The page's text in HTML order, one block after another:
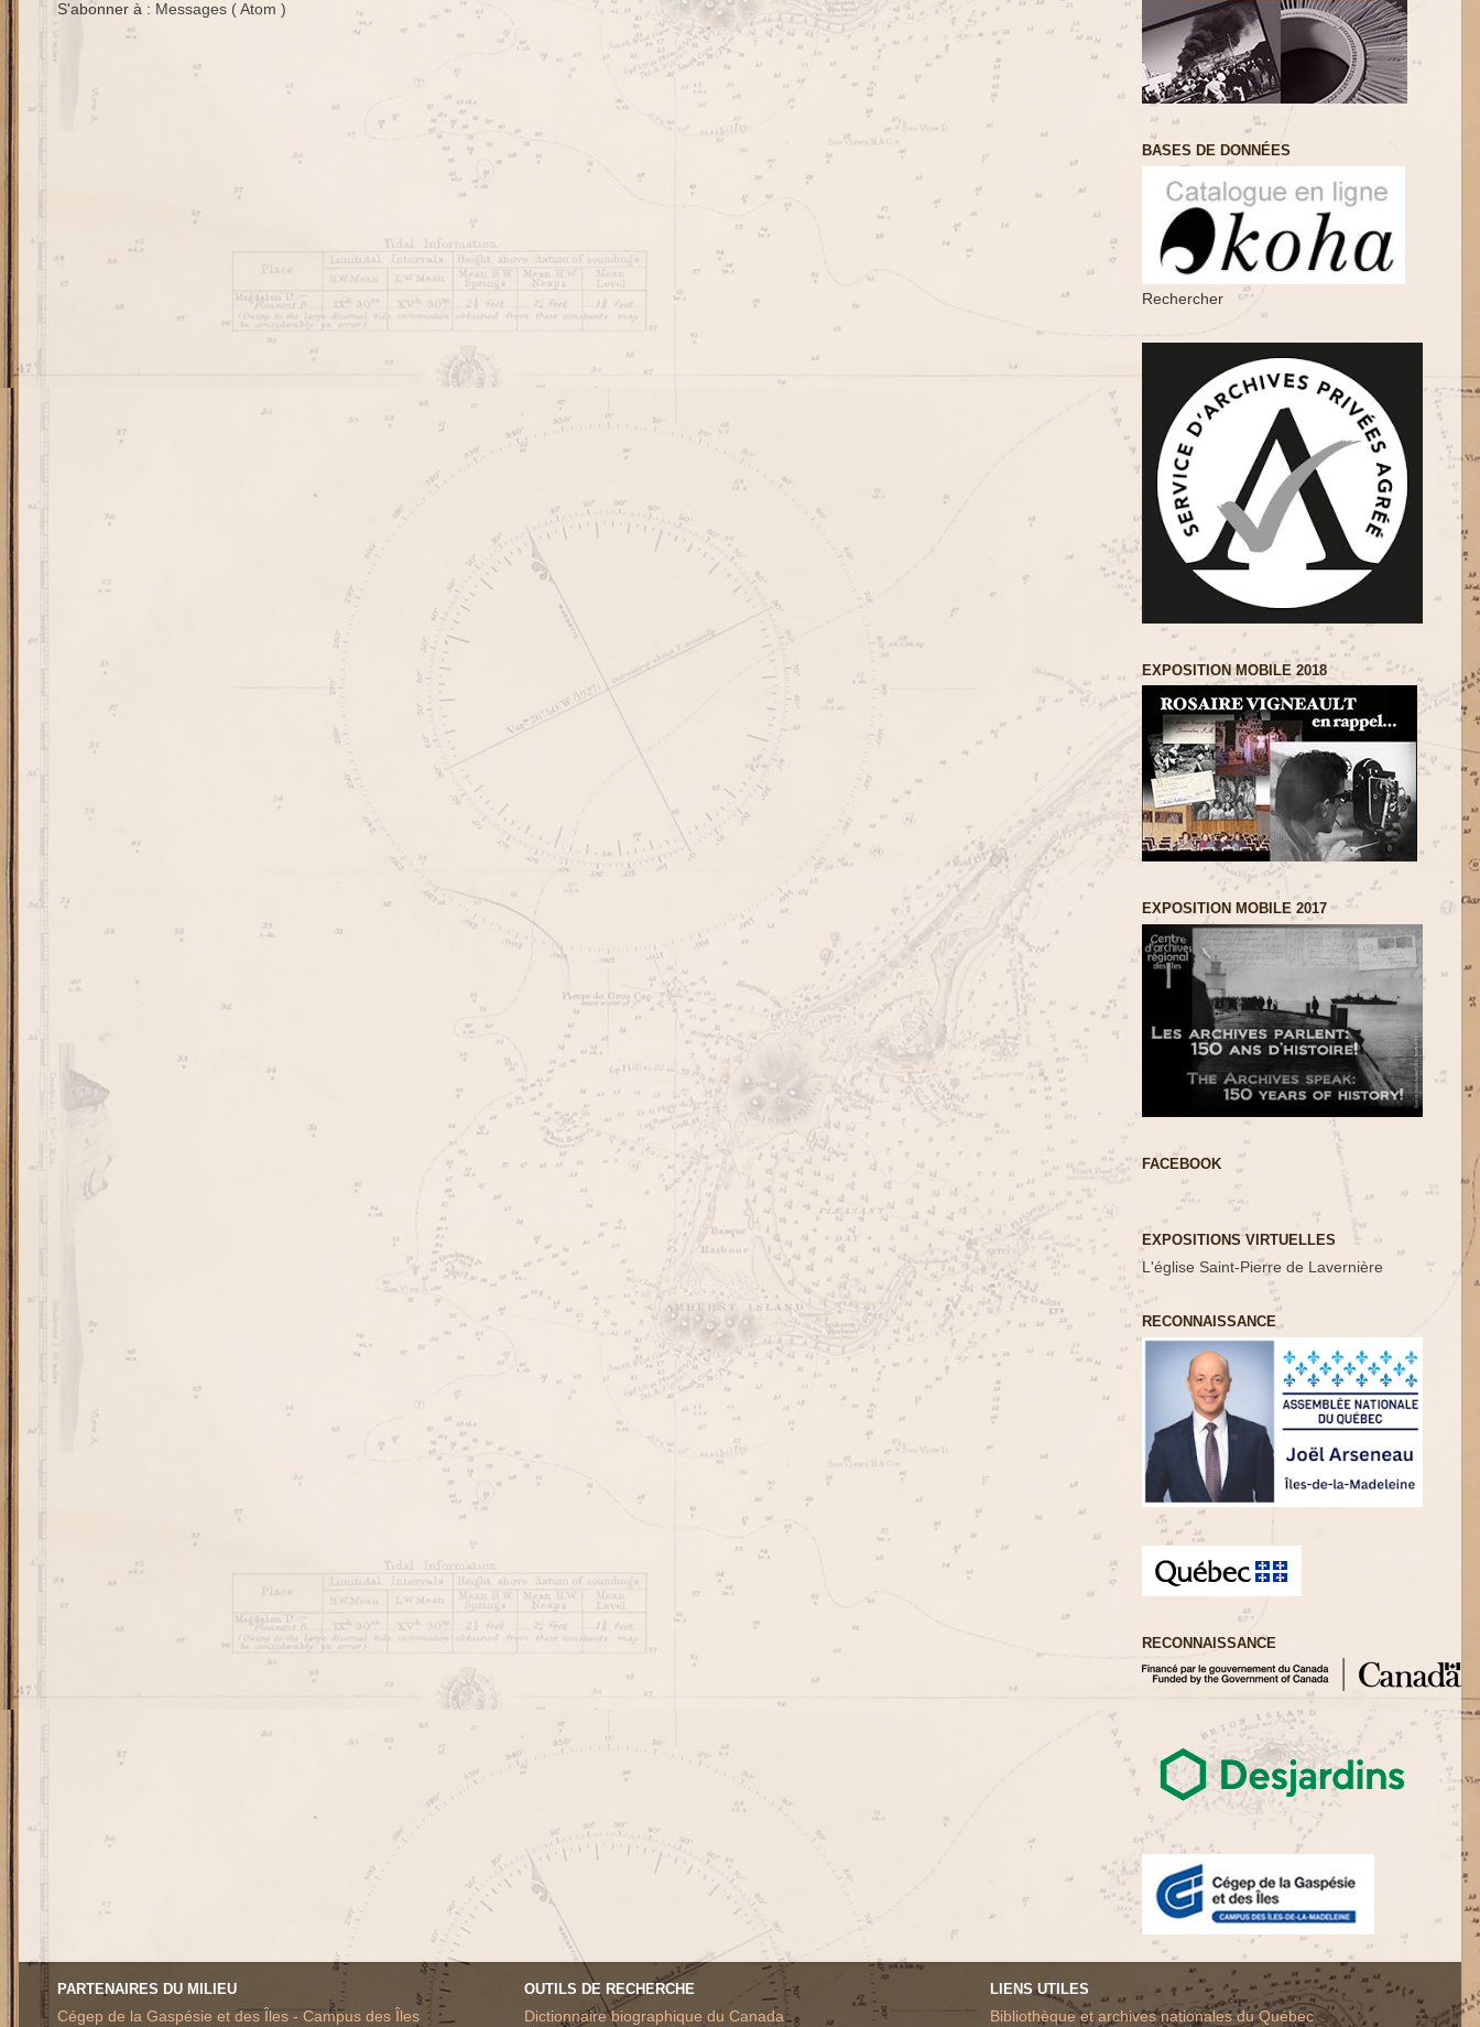
S'abonner à : Messages ( Atom )
BASES DE DONNÉES
Rechercher
EXPOSITION MOBILE 2018
EXPOSITION MOBILE 2017
FACEBOOK
EXPOSITIONS VIRTUELLES
L'église Saint-Pierre de Lavernière
RECONNAISSANCE
RECONNAISSANCE
PARTENAIRES DU MILIEU
Cégep de la Gaspésie et des Îles - Campus des Îles
OUTILS DE RECHERCHE
Dictionnaire biographique du Canada
LIENS UTILES
Bibliothèque et archives nationales du Québec